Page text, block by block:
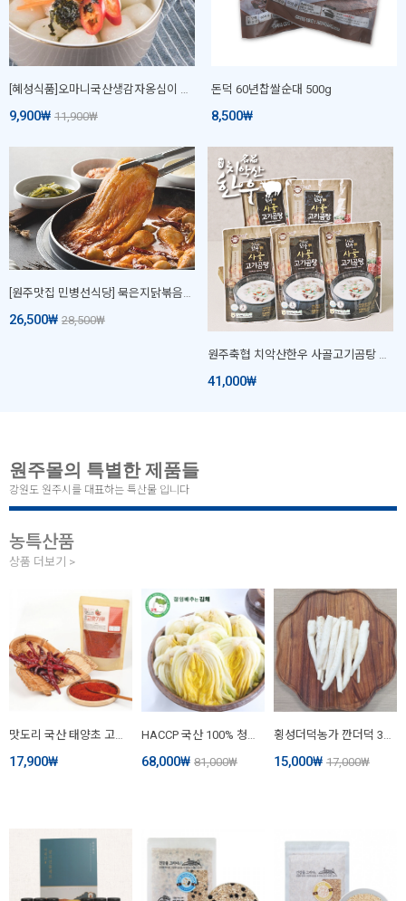
9,900₩ 11,900₩
돈덕 60년찹쌀순대 500g
8,500₩
[원주맛집 민병선식당] 묵은지닭볶음탕국내산 밀키트 1~2인
26,500₩ 28,500₩
원주축협 치악산한우 사골고기곰탕 500ml*5입
41,000₩
원주몰의 특별한 제품들
강원도 원주시를 대표하는 특산물 입니다
농특산품
상품 더보기 >
맛도리 국산 태양초 고춧가루 500g
17,900₩
HACCP 국산 100% 청정 강원도 고랭지 괴산 해남 전국 최상품 절임배추 20kg 김채 절임배추 (내일 도착 주문 오전 11시 마감/화/수/목/금요일 배송/공휴일 제외)
68,000₩ 81,000₩
횡성더덕농가 깐더덕 300g
15,000₩ 17,000₩